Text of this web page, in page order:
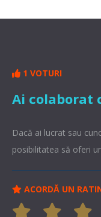
1 VOTURI
Ai colaborat
Dacă ai lucrat sau
posibilitatea să oferi
ACORDĂ UN